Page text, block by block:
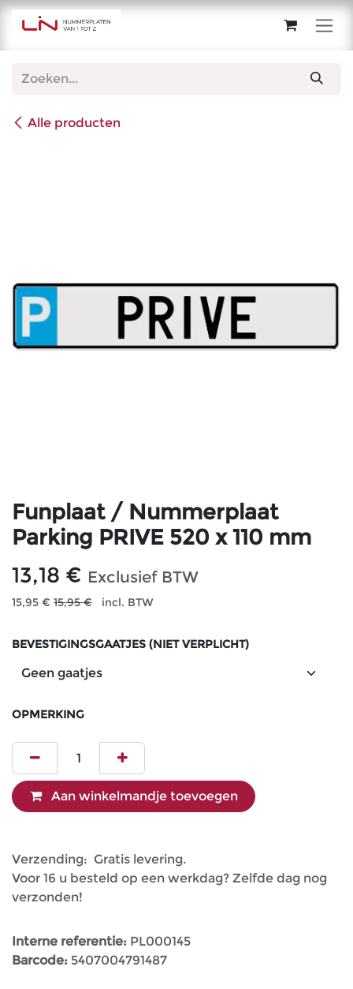
Overslaan naar inhoud
Alle producten
Funplaat / Nummerplaat
Parking PRIVE 520 x 110 mm
13,18 € Exclusief BTW
15,95 € 15,95€ incl. BTW
BEVESTIGINGSGAATJES (NIET VERPLICHT)
OPMERKING
Aan winkelmandje toevoegen
Verzending: Gratis levering.
Voor 16 u besteld op een werkdag? Zelfde dag nog
verzonden!
Interne referentie: PL000145
Barcode: 5407004791487